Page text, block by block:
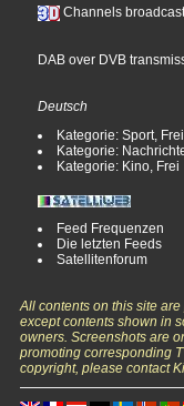
Channels
DAB over DVB
Deutsch
Kategorie: Sport, Frei
Kategorie:
Kategorie: Kino, Frei
Feed Frequenzen
Die letzten Feeds
Satellitenforum
All contents on this site
except contents shown in
owners. Screenshots are
promoting corresponding
copyright, please contact